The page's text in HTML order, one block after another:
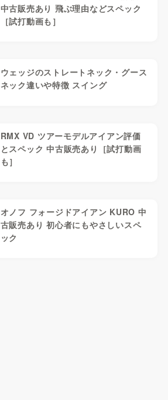
中古販売あり 飛ぶ理由などスペック
［試打動画も］
ウェッジのストレートネック・グース
ネック違いや特徴 スイング
RMX VD ツアーモデルアイアン評価
とスペック 中古販売あり［試打動画
も］
オノフ フォージドアイアン KURO 中
古販売あり 初心者にもやさしいスペ
ック